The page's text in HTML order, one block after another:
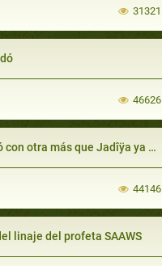
31321
46626
Jadîÿa ya que estaba esposado con la cristiana
44146
linaje del profeta SAAWS